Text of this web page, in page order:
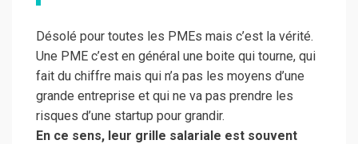
Désolé pour toutes les PMEs mais c’est la vérité.
Une PME c’est en général une boite qui tourne, qui
fait du chiffre mais qui n’a pas les moyens d’une
grande entreprise et qui ne va pas prendre les
risques d’une startup pour grandir.
En ce sens, leur grille salariale est souvent